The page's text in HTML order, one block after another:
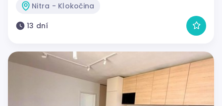
Nitra - Klokočina
13 dní